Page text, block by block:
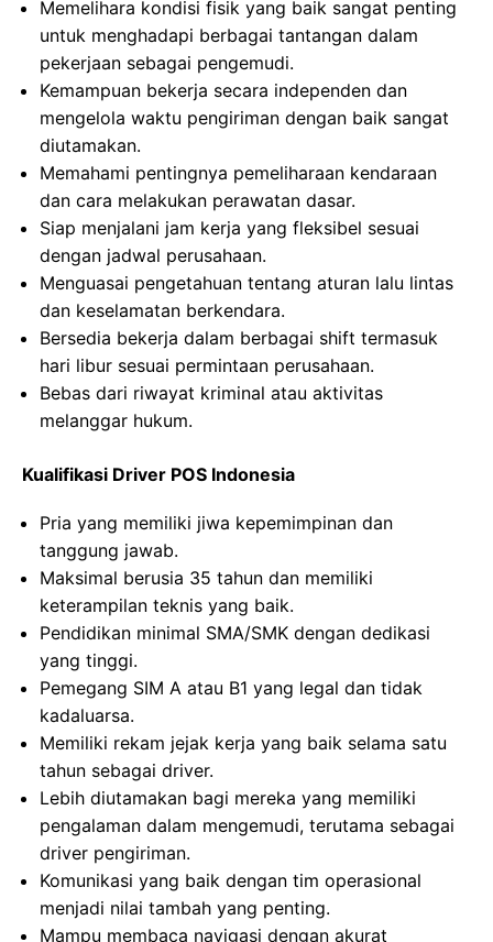
Memelihara kondisi fisik yang baik sangat penting
untuk menghadapi berbagai tantangan dalam
pekerjaan sebagai pengemudi.
Kemampuan bekerja secara independen dan
mengelola waktu pengiriman dengan baik sangat
diutamakan.
Memahami pentingnya pemeliharaan kendaraan
dan cara melakukan perawatan dasar.
Siap menjalani jam kerja yang fleksibel sesuai
dengan jadwal perusahaan.
Menguasai pengetahuan tentang aturan lalu lintas
dan keselamatan berkendara.
Bersedia bekerja dalam berbagai shift termasuk
hari libur sesuai permintaan perusahaan.
Bebas dari riwayat kriminal atau aktivitas
melanggar hukum.
Kualifikasi Driver POS Indonesia
Pria yang memiliki jiwa kepemimpinan dan
tanggung jawab.
Maksimal berusia 35 tahun dan memiliki
keterampilan teknis yang baik.
Pendidikan minimal SMA/SMK dengan dedikasi
yang tinggi.
Pemegang SIM A atau B1 yang legal dan tidak
kadaluarsa.
Memiliki rekam jejak kerja yang baik selama satu
tahun sebagai driver.
Lebih diutamakan bagi mereka yang memiliki
pengalaman dalam mengemudi, terutama sebagai
driver pengiriman.
Komunikasi yang baik dengan tim operasional
menjadi nilai tambah yang penting.
Mampu membaca navigasi dengan akurat